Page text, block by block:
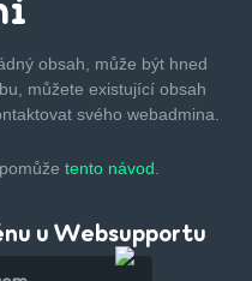
obsah, může být hned
můžete existující obsah
svého webadmina.
tento návod.
u Websupportu